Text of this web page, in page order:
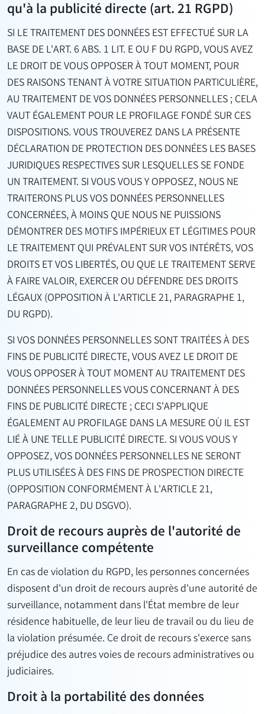
qu'à la publicité directe (art. 21 RGPD)
SI LE TRAITEMENT DES DONNÉES EST EFFECTUÉ SUR LA
BASE DE L'ART. 6 ABS. 1 LIT. E OU F DU RGPD, VOUS AVEZ
LE DROIT DE VOUS OPPOSER À TOUT MOMENT, POUR
DES RAISONS TENANT À VOTRE SITUATION PARTICULIÈRE,
AU TRAITEMENT DE VOS DONNÉES PERSONNELLES ; CELA
VAUT ÉGALEMENT POUR LE PROFILAGE FONDÉ SUR CES
DISPOSITIONS. VOUS TROUVEREZ DANS LA PRÉSENTE
DÉCLARATION DE PROTECTION DES DONNÉES LES BASES
JURIDIQUES RESPECTIVES SUR LESQUELLES SE FONDE
UN TRAITEMENT. SI VOUS VOUS Y OPPOSEZ, NOUS NE
TRAITERONS PLUS VOS DONNÉES PERSONNELLES
CONCERNÉES, À MOINS QUE NOUS NE PUISSIONS
DÉMONTRER DES MOTIFS IMPÉRIEUX ET LÉGITIMES POUR
LE TRAITEMENT QUI PRÉVALENT SUR VOS INTÉRÊTS, VOS
DROITS ET VOS LIBERTÉS, OU QUE LE TRAITEMENT SERVE
À FAIRE VALOIR, EXERCER OU DÉFENDRE DES DROITS
LÉGAUX (OPPOSITION À L'ARTICLE 21, PARAGRAPHE 1,
DU RGPD).
SI VOS DONNÉES PERSONNELLES SONT TRAITÉES À DES
FINS DE PUBLICITÉ DIRECTE, VOUS AVEZ LE DROIT DE
VOUS OPPOSER À TOUT MOMENT AU TRAITEMENT DES
DONNÉES PERSONNELLES VOUS CONCERNANT À DES
FINS DE PUBLICITÉ DIRECTE ; CECI S'APPLIQUE
ÉGALEMENT AU PROFILAGE DANS LA MESURE OÙ IL EST
LIÉ À UNE TELLE PUBLICITÉ DIRECTE. SI VOUS VOUS Y
OPPOSEZ, VOS DONNÉES PERSONNELLES NE SERONT
PLUS UTILISÉES À DES FINS DE PROSPECTION DIRECTE
(OPPOSITION CONFORMÉMENT À L'ARTICLE 21,
PARAGRAPHE 2, DU DSGVO).
Droit de recours auprès de l'autorité de
surveillance compétente
En cas de violation du RGPD, les personnes concernées
disposent d'un droit de recours auprès d'une autorité de
surveillance, notamment dans l'État membre de leur
résidence habituelle, de leur lieu de travail ou du lieu de
la violation présumée. Ce droit de recours s'exerce sans
préjudice des autres voies de recours administratives ou
judiciaires.
Droit à la portabilité des données